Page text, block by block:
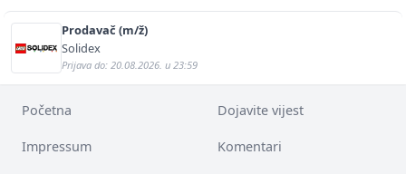
Prodavač (m/ž)
Solidex
Prijava do: 20.08.2026. u 23:59
Početna Dojavite vijest
Impressum Komentari